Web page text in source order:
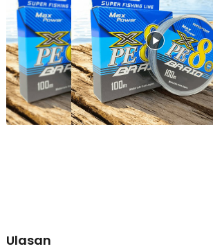
mancing.
Kelengkapan Produk
Rincian yang Anda dapatkan untuk pembelian
1 x TaffSPORT Senar Pancing PE 8 Braided
100M - X8
Ulasan